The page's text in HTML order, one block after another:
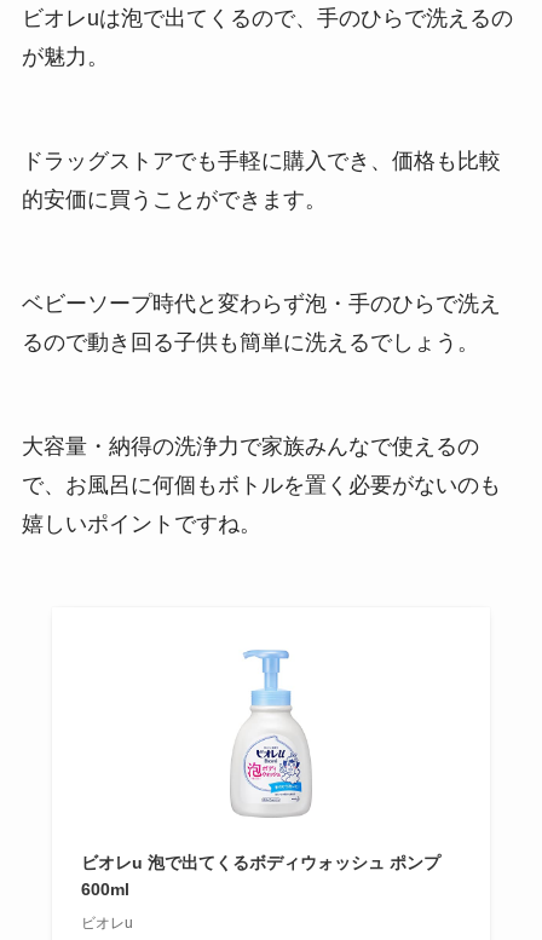
ビオレuは泡で出てくるので、手のひらで洗えるの
が魅力。
ドラッグストアでも手軽に購入でき、価格も比較
的安価に買うことができます。
ベビーソープ時代と変わらず泡・手のひらで洗え
るので動き回る子供も簡単に洗えるでしょう。
大容量・納得の洗浄力で家族みんなで使えるの
で、お風呂に何個もボトルを置く必要がないのも
嬉しいポイントですね。
ビオレu 泡で出てくるボディウォッシュ ポンプ
600ml
ビオレu